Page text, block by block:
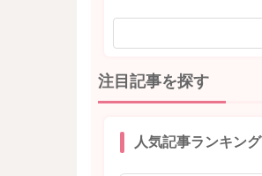
注目記事を探す
人気記事ランキング